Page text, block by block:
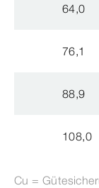
64,0
76,1
88,9
108,0
Cu =